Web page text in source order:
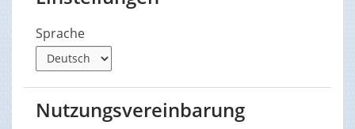
Sprache
Nutzungsvereinbarung